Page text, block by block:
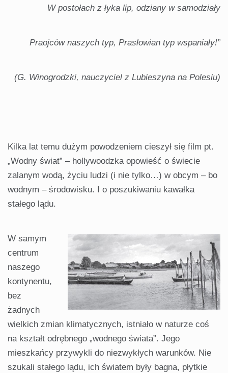
W postołach z łyka lip, odziany w sa­modziały
Praojców naszych typ, Prasłowian typ wspaniały!”
(G. Winogrodzki, nauczyciel z Lubieszyna na Polesiu)
Kilka lat temu dużym powodze­niem cieszył się film pt.
„Wod­ny świat” – hollywoodzka opowieść o świecie
zalanym wodą, życiu ludzi (i nie tylko…) w obcym – bo
wodnym – środowisku. I o poszukiwaniu ka­wałka
stałego lądu.
W samym
centrum
naszego
kon­tynentu,
bez
żadnych
wielkich zmian klimatycznych, istniało w naturze coś
na kształt odrębnego „wodnego świa­ta”. Jego
mieszkańcy przywykli do niezwykłych warunków. Nie
szukali stałego lądu, ich światem były bagna, płytkie